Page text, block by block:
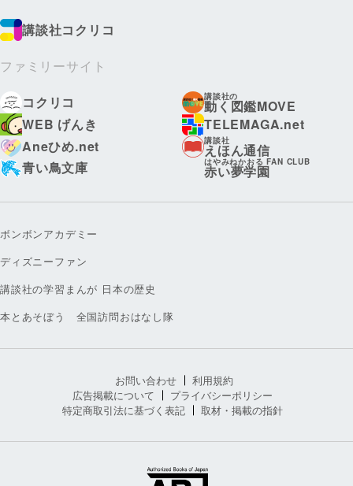
講談社コクリコ
ファミリーサイト
コクリコ
講談社の
動く図鑑MOVE
WEB げんき
TELEMAGA.net
Aneひめ.net
講談社
えほん通信
青い鳥文庫
はやみねかおる FAN CLUB
赤い夢学園
ボンボンアカデミー
ディズニーファン
講談社の学習まんが 日本の歴史
本とあそぼう 全国訪問おはなし隊
お問い合わせ
利用規約
広告掲載について
プライバシーポリシー
特定商取引法に基づく表記
取材・掲載の指針